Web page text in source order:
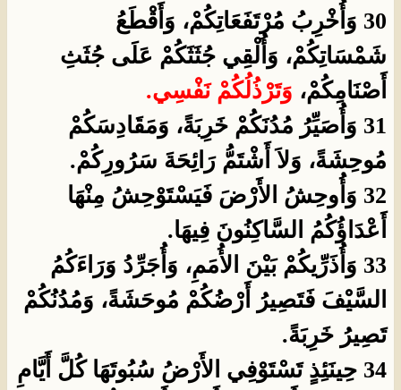
30 وَأُخْرِبُ مُرْتَفَعَاتِكُمْ، وَأَقْطَعُ
شَمْسَاتِكُمْ، وَأُلْقِي جُثَثَكُمْ عَلَى جُثَثِ
أَصْنَامِكُمْ، وَتَرْذُلُكُمْ نَفْسِي.
31 وَأُصَيِّرُ مُدُنَكُمْ خَرِبَةً، وَمَقَادِسَكُمْ
مُوحِشَةً، وَلاَ أَشْتَمُّ رَائِحَةَ سَرُورِكُمْ.
32 وَأُوحِشُ الأَرْضَ فَيَسْتَوْحِشُ مِنْهَا
أَعْدَاؤُكُمُ السَّاكِنُونَ فِيهَا.
33 وَأُذَرِّيكُمْ بَيْنَ الأُمَمِ، وَأُجَرِّدُ وَرَاءَكُمُ
السَّيْفَ فَتَصِيرُ أَرْضُكُمْ مُوحَشَةً، وَمُدُنُكُمْ
تَصِيرُ خَرِبَةً.
34 حِينَئِذٍ تَسْتَوْفِي الأَرْضُ سُبُوتَهَا كُلَّ أَيَّامِ